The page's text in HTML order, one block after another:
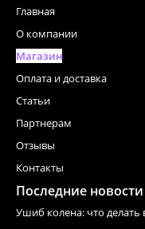
Главная
О компании
Магазин
Оплата и доставка
Статьи
Партнерам
Отзывы
Контакты
Последние новости
Ушиб колена: что